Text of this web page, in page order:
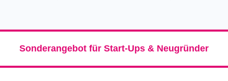
Sonderangebot für Start-Ups & Neugründer